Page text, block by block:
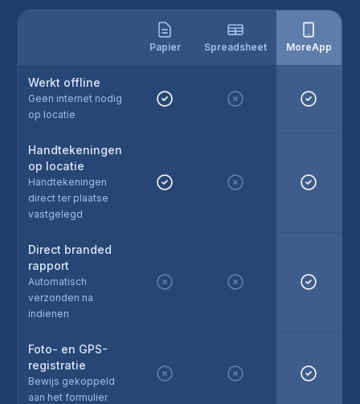
Papier Spreadsheet MoreApp
Werkt offline
Geen internet nodig
op locatie
Handtekeningen
op locatie
Handtekeningen
direct ter plaatse
vastgelegd
Direct branded
rapport
Automatisch
verzonden na
indienen
Foto- en GPS-
registratie
Bewijs gekoppeld
aan het formulier